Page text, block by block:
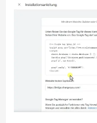
Picture-in-Picture
This is a modal
Beginning of dialog
cancel and close
Color